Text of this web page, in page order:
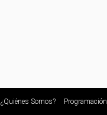
¿Quiénes Somos? Programación